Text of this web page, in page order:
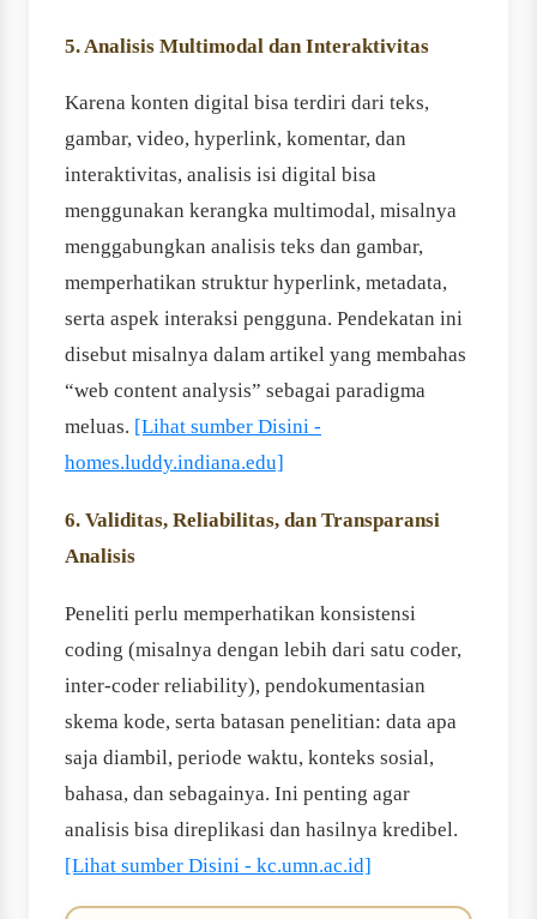
5. Analisis Multimodal dan Interaktivitas
Karena konten digital bisa terdiri dari teks,
gambar, video, hyperlink, komentar, dan
interaktivitas, analisis isi digital bisa
menggunakan kerangka multimodal, misalnya
menggabungkan analisis teks dan gambar,
memperhatikan struktur hyperlink, metadata,
serta aspek interaksi pengguna. Pendekatan ini
disebut misalnya dalam artikel yang membahas
“web content analysis” sebagai paradigma
meluas. [Lihat sumber Disini -
homes.luddy.indiana.edu]
6. Validitas, Reliabilitas, dan Transparansi
Analisis
Peneliti perlu memperhatikan konsistensi
coding (misalnya dengan lebih dari satu coder,
inter-coder reliability), pendokumentasian
skema kode, serta batasan penelitian: data apa
saja diambil, periode waktu, konteks sosial,
bahasa, dan sebagainya. Ini penting agar
analisis bisa direplikasi dan hasilnya kredibel.
[Lihat sumber Disini - kc.umn.ac.id]